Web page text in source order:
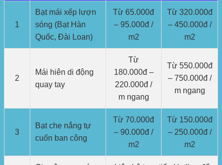
1
Bạt mái xếp lượn
sóng (Bạt Hàn
Quốc, Đài Loan)
Từ 65.000đ
– 95.000đ /
m2
Từ 320.000đ
– 450.000đ /
m2
2
Mái hiên di động
quay tay
Từ
180.000đ –
220.000đ /
m ngang
Từ 550.000đ
– 750.000đ /
m ngang
3
Bạt che nắng tự
cuốn ban công
Từ 70.000đ
– 90.000đ /
m2
Từ 150.000đ
– 250.000đ /
m2